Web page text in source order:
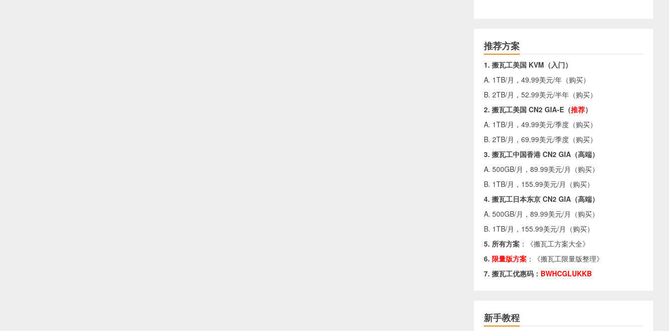
推荐方案
1. 搬瓦工美国 KVM（入门）
A. 1TB/月，49.99美元/年（购买）
B. 2TB/月，52.99美元/半年（购买）
2. 搬瓦工美国 CN2 GIA-E（推荐）
A. 1TB/月，49.99美元/季度（购买）
B. 2TB/月，69.99美元/季度（购买）
3. 搬瓦工中国香港 CN2 GIA（高端）
A. 500GB/月，89.99美元/月（购买）
B. 1TB/月，155.99美元/月（购买）
4. 搬瓦工日本东京 CN2 GIA（高端）
A. 500GB/月，89.99美元/月（购买）
B. 1TB/月，155.99美元/月（购买）
5. 所有方案 ：《搬瓦工方案大全》
6. 限量版方案 ：《搬瓦工限量版整理》
7. 搬瓦工优惠码： BWHCGLUKKB
新手教程